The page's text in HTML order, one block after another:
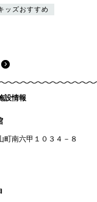
ッズおすすめ
設情報
町南六甲１０３４－８